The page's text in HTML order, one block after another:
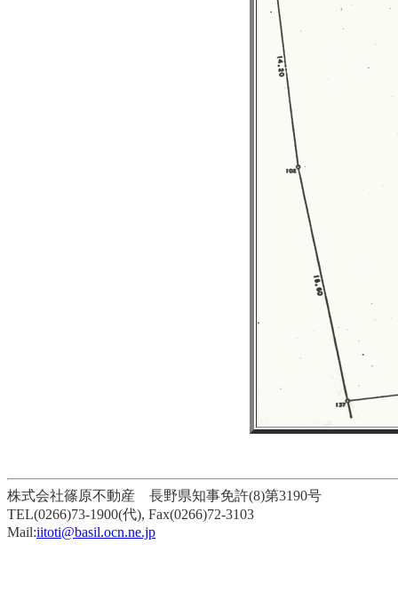
株式会社篠原不動産 長野県知事免許(8)第3190号
TEL(0266)73-1900(代), Fax(0266)72-3103
Mail:iitoti@basil.ocn.ne.jp